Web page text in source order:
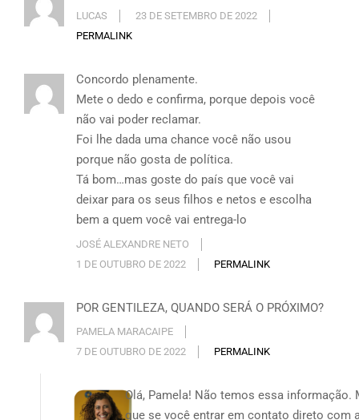
LUCAS
23 DE SETEMBRO DE 2022
PERMALINK
Concordo plenamente.
Mete o dedo e confirma, porque depois você
não vai poder reclamar.
Foi lhe dada uma chance você não usou
porque não gosta de política.
Tá bom…mas goste do país que você vai
deixar para os seus filhos e netos e escolha
bem a quem você vai entrega-lo
JOSÉ ALEXANDRE NETO
1 DE OUTUBRO DE 2022
PERMALINK
POR GENTILEZA, QUANDO SERÁ O PRÓXIMO?
PAMELA MARACAIPE
7 DE OUTUBRO DE 2022
PERMALINK
Olá, Pamela! Não temos essa informação.
que se você entrar em contato direto com